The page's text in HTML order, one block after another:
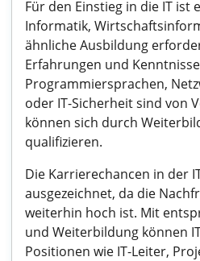
Für den Einstieg in die IT ist
Informatik,
ähnliche Ausbildung
Erfahrungen und
Programmiersprachen,
oder IT-Sicherheit sind von
können sich durch
qualifizieren.
Die Karrierechancen in der
ausgezeichnet, da die
weiterhin hoch ist. Mit
und Weiterbildung können
Positionen wie IT-Leiter,